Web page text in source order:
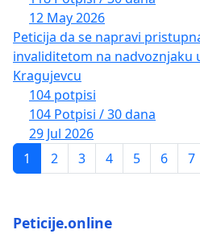
12 May 2026
Peticija da se napravi
invaliditetom na nadvoznjaku
Kragujevcu
104 potpisi
104 Potpisi / 30 dana
29 Jul 2026
1
2 3 4 5 6 7
Peticije.online